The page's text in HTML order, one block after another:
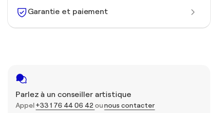
Garantie et paiement
Parlez à un conseiller artistique
Appel +33 1 76 44 06 42 ounous contacter